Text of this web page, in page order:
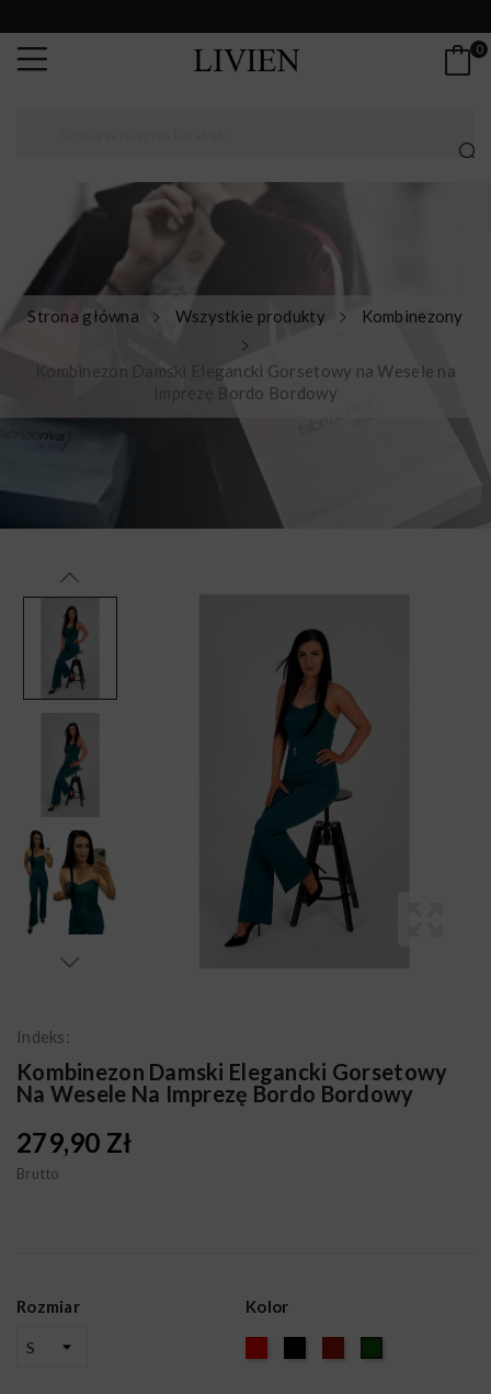
0
Strona główna Wszystkie produkty Kombinezony
Kombinezon Damski Elegancki Gorsetowy na Wesele na
Imprezę Bordo Bordowy
Indeks:
Kombinezon Damski Elegancki Gorsetowy
Na Wesele Na Imprezę Bordo Bordowy
279,90 Zł
Brutto
Rozmiar Kolor